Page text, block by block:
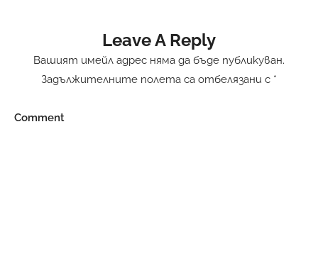
Leave A Reply
Вашият имейл адрес няма да бъде публикуван.
Задължителните полета са отбелязани с *
Comment